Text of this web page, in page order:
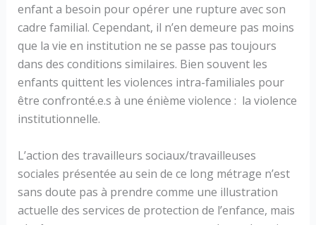
enfant a besoin pour opérer une rupture avec son
cadre familial. Cependant, il n’en demeure pas moins
que la vie en institution ne se passe pas toujours
dans des conditions similaires. Bien souvent les
enfants quittent les violences intra-familiales pour
être confronté.e.s à une énième violence : la violence
institutionnelle.
L’action des travailleurs sociaux/travailleuses
sociales présentée au sein de ce long métrage n’est
sans doute pas à prendre comme une illustration
actuelle des services de protection de l’enfance, mais